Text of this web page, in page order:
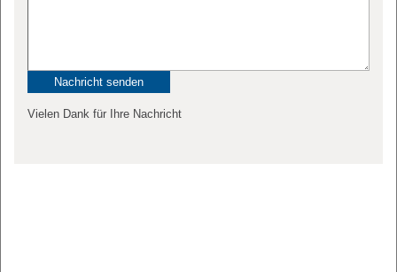
Vielen Dank für Ihre Nachricht